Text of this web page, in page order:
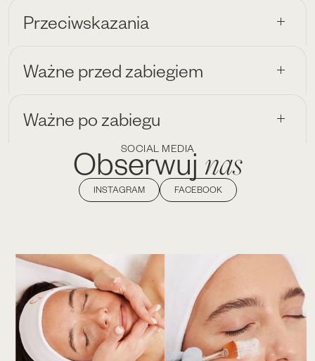
Przeciwskazania
Ważne przed zabiegiem
Ważne po zabiegu
SOCIAL MEDIA
Obserwuj nas
INSTAGRAM FACEBOOK